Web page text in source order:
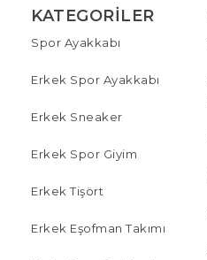
KATEGORILER
Spor Ayakkabı
Erkek Spor Ayakkabı
Erkek Sneaker
Erkek Spor Giyim
Erkek Tişört
Erkek Eşofman Takımı